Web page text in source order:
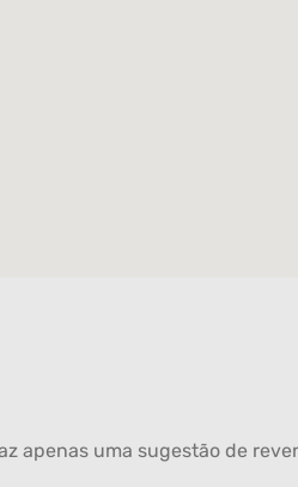
apenas uma sugestão de